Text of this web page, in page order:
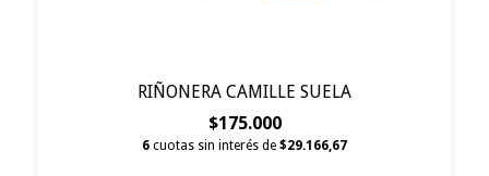
RIÑONERA CAMILLE SUELA
$175.000
6 cuotas sin interés de $29.166,67